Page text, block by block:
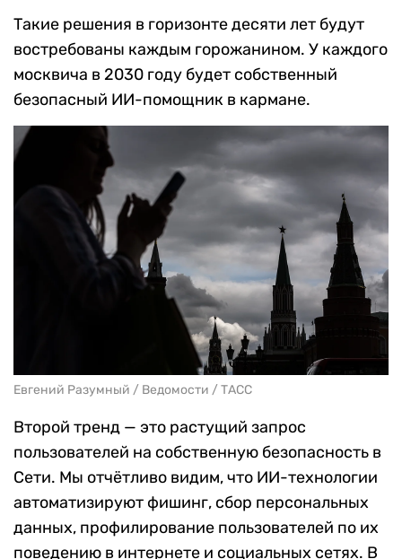
Такие решения в горизонте десяти лет будут
востребованы каждым горожанином. У каждого
москвича в 2030 году будет собственный
безопасный ИИ-помощник в кармане.
Евгений Разумный / Ведомости / ТАСС
Второй тренд — это растущий запрос
пользователей на собственную безопасность в
Сети. Мы отчётливо видим, что ИИ-технологии
автоматизируют фишинг, сбор персональных
данных, профилирование пользователей по их
поведению в интернете и социальных сетях. В